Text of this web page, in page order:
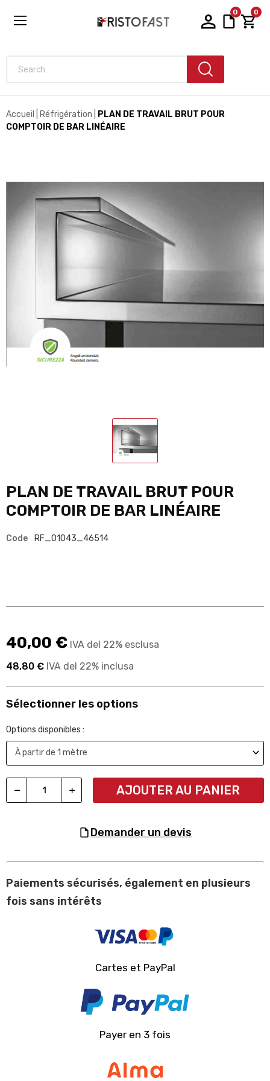
0 0
Search...
Accueil Réfrigération
PLAN DE TRAVAIL BRUT POUR
COMPTOIR DE BAR LINÉAIRE
PLAN DE TRAVAIL BRUT POUR
COMPTOIR DE BAR LINÉAIRE
Code RF_01043_46514
40,00 € IVA del 22% esclusa
48,80 € IVA del 22% inclusa
Sélectionner les options
Options disponibles :
AJOUTER AU PANIER
demander un devis
Paiements sécurisés, également en plusieurs
fois sans intérêts
Cartes et PayPal
Payer en 3 fois